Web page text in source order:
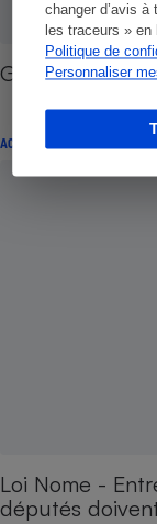
changer d’avis
les traceurs »
Politique de
Personnaliser
Gaz et
ACTION QUE CHOISIR
Loi Nome -
députés